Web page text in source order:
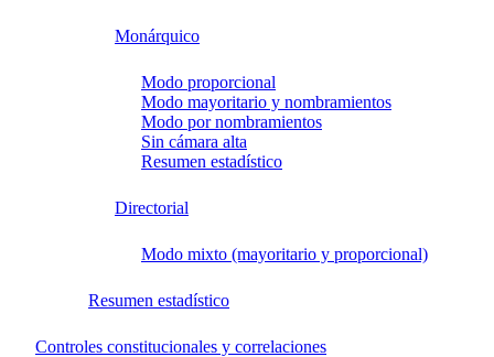
Monárquico
Modo proporcional
Modo mayoritario y nombramientos
Modo por nombramientos
Sin cámara alta
Resumen estadístico
Directorial
Modo mixto (mayoritario y proporcional)
Resumen estadístico
Controles constitucionales y correlaciones